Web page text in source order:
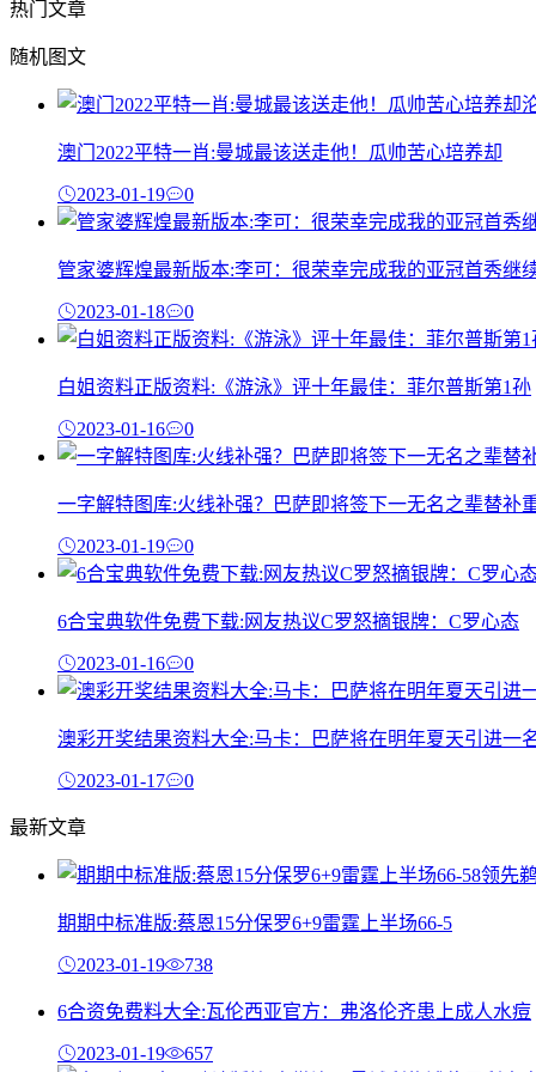
热门文章
随机图文
澳门2022平特一肖:曼城最该送走他！瓜帅苦心培养却
2023-01-19 0
管家婆辉煌最新版本:李可：很荣幸完成我的亚冠首秀继
2023-01-18 0
白姐资料正版资料:《游泳》评十年最佳：菲尔普斯第1孙
2023-01-16 0
一字解特图库:火线补强？巴萨即将签下一无名之辈替补
2023-01-19 0
6合宝典软件免费下载:网友热议C罗怒摘银牌：C罗心态
2023-01-16 0
澳彩开奖结果资料大全:马卡：巴萨将在明年夏天引进一
2023-01-17 0
最新文章
期期中标准版:蔡恩15分保罗6+9雷霆上半场66-5
2023-01-19 738
6合资免费料大全:瓦伦西亚官方：弗洛伦齐患上成人水痘
2023-01-19 657